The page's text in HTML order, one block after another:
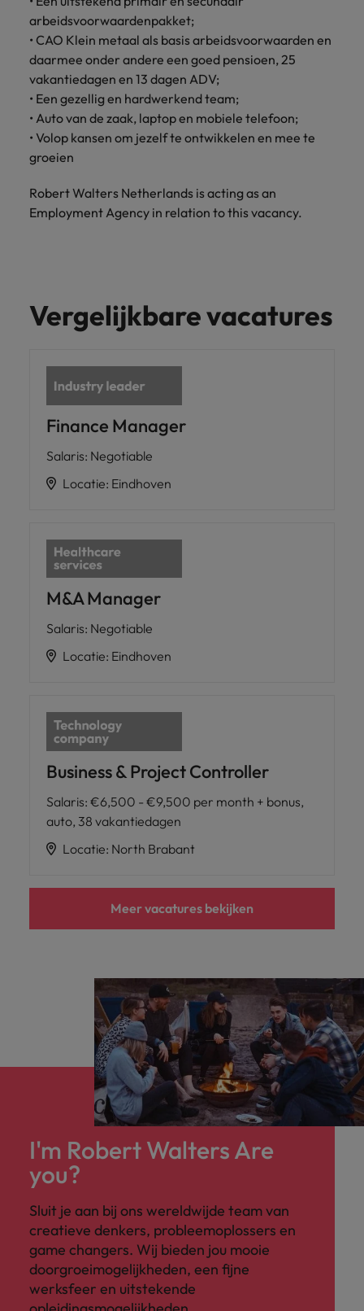
arbeidsvoorwaardenpakket;
• CAO Klein metaal als basis arbeidsvoorwaarden en
daarmee onder andere een goed pensioen, 25
vakantiedagen en 13 dagen ADV;
• Een gezellig en hardwerkend team;
• Auto van de zaak, laptop en mobiele telefoon;
• Volop kansen om jezelf te ontwikkelen en mee te
groeien
Robert Walters Netherlands is acting as an
Employment Agency in relation to this vacancy.
Vergelijkbare vacatures
Finance Manager
Salaris: Negotiable
Locatie: Eindhoven
M&A Manager
Salaris: Negotiable
Locatie: Eindhoven
Business & Project Controller
Salaris: €6,500 - €9,500 per month + bonus,
auto, 38 vakantiedagen
Locatie: North Brabant
Meer vacatures bekijken
I'm Robert Walters Are
you?
Sluit je aan bij ons wereldwijde team van
creatieve denkers, probleemoplossers en
game changers. Wij bieden jou mooie
doorgroeimogelijkheden, een fijne
werksfeer en uitstekende